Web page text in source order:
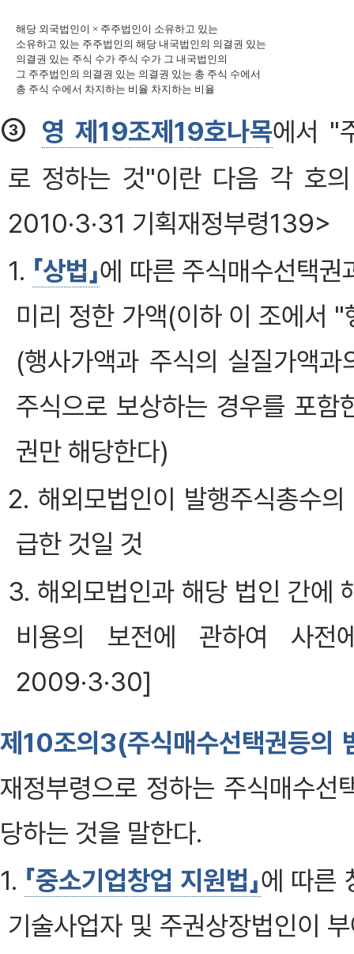
해당 외국법인이 × 주주법인이 소유하고 있는
소유하고 있는 주주법인의 해당 내국법인의 의결권 있는
의결권 있는 주식 수가 주식 수가 그 내국법인의
그 주주법인의 의결권 있는 의결권 있는 총 주식 수에서
총 주식 수에서 차지하는 비율 차지하는 비율
③ 영 제19조제19호나목에서 "
로 정하는 것"이란 다음 각 호
2010·3·31 기획재정부령139>
1. 「상법」에 따른 주식매수선택
미리 정한 가액(이하 이 조에서
(행사가액과 주식의 실질가액
주식으로 보상하는 경우를 포
권만 해당한다)
2. 해외모법인이 발행주식총수
급한 것일 것
3. 해외모법인과 해당 법인 간에
비용의 보전에 관하여 사전
2009·3·30]
제10조의3(주식매수선택권등의
재정부령으로 정하는 주식매수
당하는 것을 말한다.
1. 「중소기업창업 지원법」에 따른
기술사업자 및 주권상장법인이